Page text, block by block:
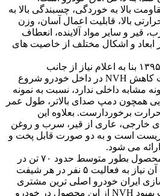
بالا به خوردگی، چسبندگی بالا به
بالا، قابلیت اعمال آسان، وزن
قیر و سایر مواد آلاینده، انعطاف
در ابعاد و اشکال مختلف از خاصیت های
طراحی این سیلر در سال ۱۳۹۵ بنا به اعلام نیاز از جانب
خودروسازهای داخلی جهت کاهش NVH در داخل خودرو شروع
مشابه داخلی ندارد، نسبت به نمونه
همچون دمپ صدای بالاتر، طول عمر
برخوردارست. بعلاوه این
خارجی، عاری از قیر، سرب و روغن
زیست است و به دو صورت قابل پخت و
می شود.
میزان تولید و فروش این محصول بطور متوسط حدود ۷۰ تن در
سال است و بواسطه تولید آن نیاز به فعالیت ۵ نفر در هر شیفت
ایران خودرو اصلی ترین مشتری
این محصول است که جهت بهبود NVH از این محصول در خودرو